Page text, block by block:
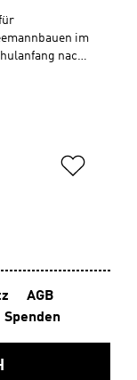
im
nach
im
Überarbeitete
in
AGB
Spenden